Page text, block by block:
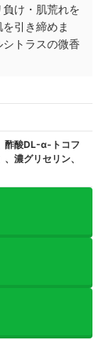
け・肌荒れを
引き締めま
トラスの微香
酢酸DL-α-トコフ
濃グリセリン、